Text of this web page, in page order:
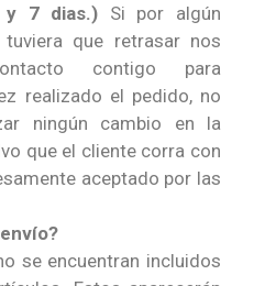
y 7 dias.) Si por algún
que retrasar nos
contigo para
realizado el pedido, no
ningún cambio en la
que el cliente corra con
aceptado por las
se encuentran incluidos